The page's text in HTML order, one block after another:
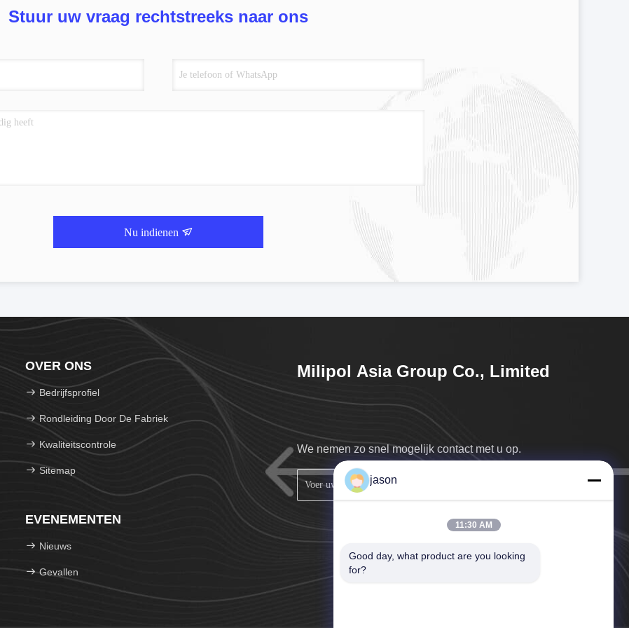
Stuur uw vraag rechtstreeks naar ons
Nu indienen
OVER ONS
Bedrijfsprofiel
Rondleiding Door De Fabriek
Kwaliteitscontrole
Sitemap
EVENEMENTEN
Nieuws
Gevallen
Milipol Asia Group Co., Limited
We nemen zo snel mogelijk contact met u op.
jason
11:30 AM
Good day, what product are you looking
for?